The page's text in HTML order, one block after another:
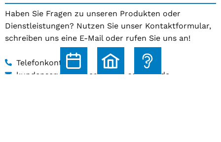
Haben Sie Fragen zu unseren Produkten oder
Dienstleistungen? Nutzen Sie unser Kontaktformular,
schreiben uns eine E-Mail oder rufen Sie uns an!
Telefonkontakt
kundenservice@hoerakustik-schmitz.de